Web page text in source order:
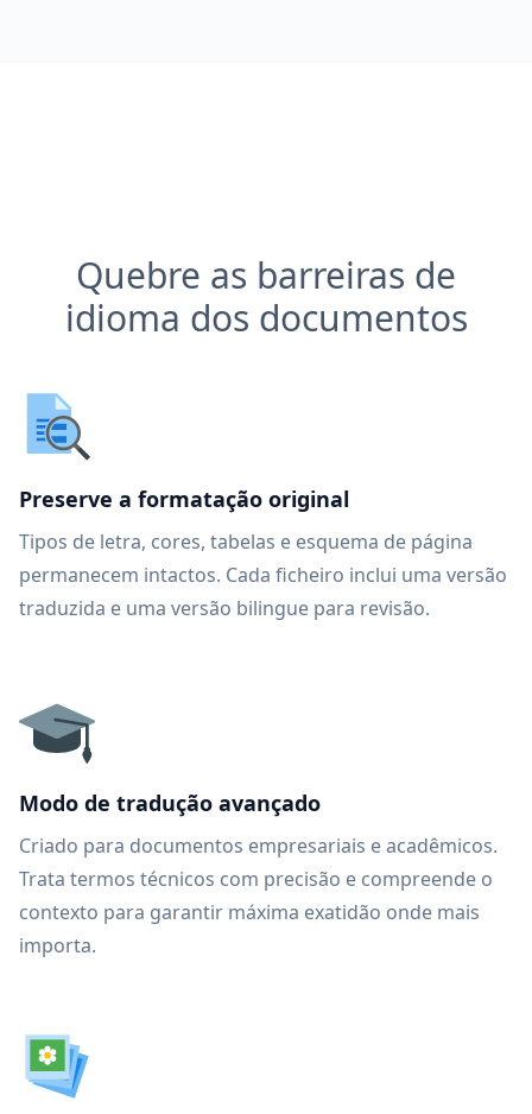
Quebre as barreiras de
idioma dos documentos
Preserve a formatação original
Tipos de letra, cores, tabelas e esquema de página
permanecem intactos. Cada ficheiro inclui uma versão
traduzida e uma versão bilingue para revisão.
Modo de tradução avançado
Criado para documentos empresariais e acadêmicos.
Trata termos técnicos com precisão e compreende o
contexto para garantir máxima exatidão onde mais
importa.